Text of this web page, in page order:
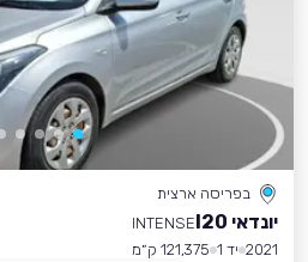
בפריסה ארצית
יונדאי I20
INTENSE
2021 יד 1
121,375 ק״מ